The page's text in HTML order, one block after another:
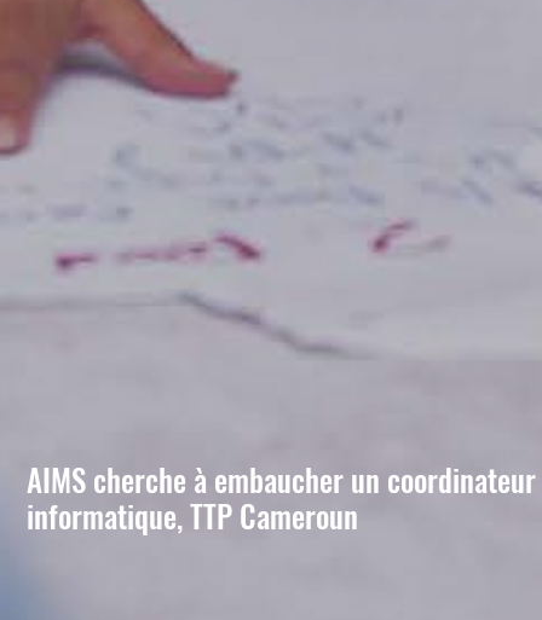
AIMS cherche à embaucher un coordinateur
informatique, TTP Cameroun